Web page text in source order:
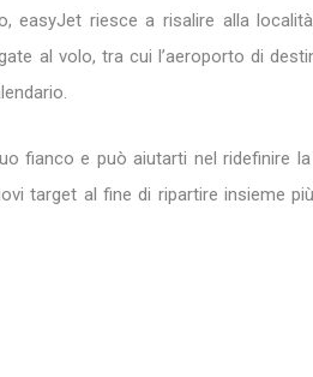
easyJet riesce a risalire alla
al volo, tra cui l’aeroporto di
fianco e può aiutarti nel ridefinire
target al fine di ripartire insieme